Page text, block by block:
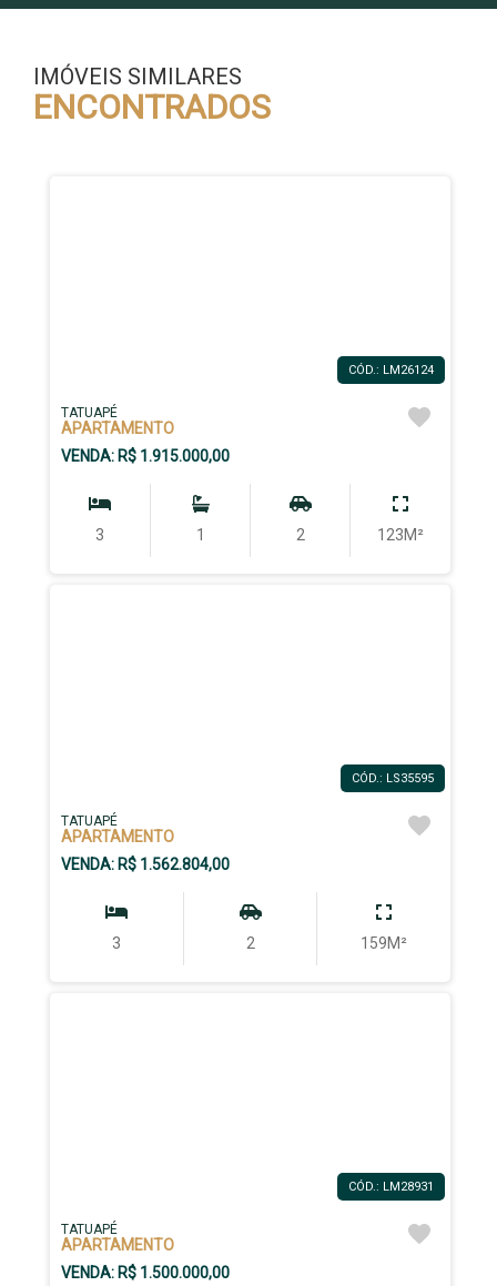
IMÓVEIS SIMILARES
ENCONTRADOS
CÓD.: LM26124
TATUAPÉ
APARTAMENTO
VENDA: R$ 1.915.000,00
3 1 2 123M²
CÓD.: LS35595
TATUAPÉ
APARTAMENTO
VENDA: R$ 1.562.804,00
3 2 159M²
CÓD.: LM28931
TATUAPÉ
APARTAMENTO
VENDA: R$ 1.500.000,00